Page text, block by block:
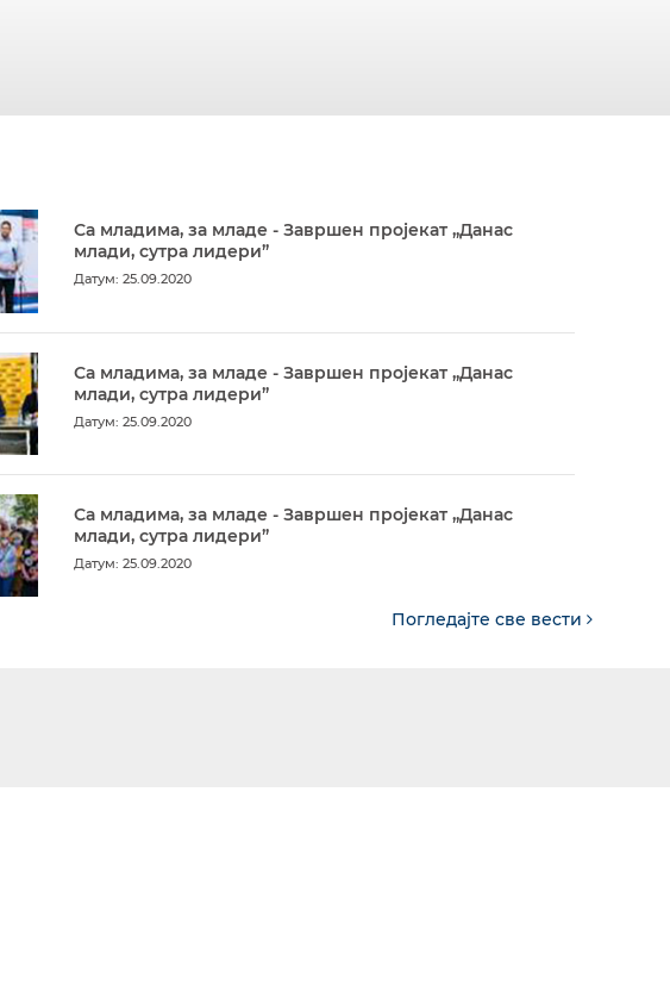
Са младима, за младе - Завршен пројекат „Данас
млади, сутра лидери”
Датум: 25.09.2020
Са младима, за младе - Завршен пројекат „Данас
млади, сутра лидери”
Датум: 25.09.2020
Са младима, за младе - Завршен пројекат „Данас
млади, сутра лидери”
Датум: 25.09.2020
Погледајте све вести